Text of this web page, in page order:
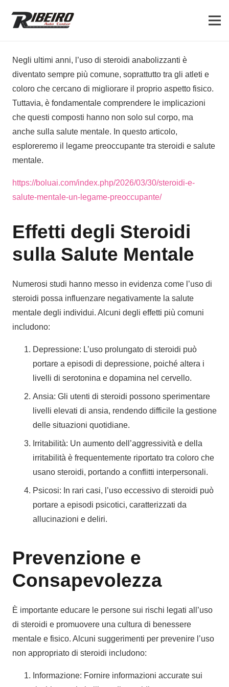
Negli ultimi anni, l’uso di steroidi anabolizzanti è
diventato sempre più comune, soprattutto tra gli atleti e
coloro che cercano di migliorare il proprio aspetto fisico.
Tuttavia, è fondamentale comprendere le implicazioni
che questi composti hanno non solo sul corpo, ma
anche sulla salute mentale. In questo articolo,
esploreremo il legame preoccupante tra steroidi e salute
mentale.
https://boluai.com/index.php/2026/03/30/steroidi-e-
salute-mentale-un-legame-preoccupante/
Effetti degli Steroidi
sulla Salute Mentale
Numerosi studi hanno messo in evidenza come l’uso di
steroidi possa influenzare negativamente la salute
mentale degli individui. Alcuni degli effetti più comuni
includono:
Depressione: L’uso prolungato di steroidi può
portare a episodi di depressione, poiché altera i
livelli di serotonina e dopamina nel cervello.
Ansia: Gli utenti di steroidi possono sperimentare
livelli elevati di ansia, rendendo difficile la gestione
delle situazioni quotidiane.
Irritabilità: Un aumento dell’aggressività e della
irritabilità è frequentemente riportato tra coloro che
usano steroidi, portando a conflitti interpersonali.
Psicosi: In rari casi, l’uso eccessivo di steroidi può
portare a episodi psicotici, caratterizzati da
allucinazioni e deliri.
Prevenzione e
Consapevolezza
È importante educare le persone sui rischi legati all’uso
di steroidi e promuovere una cultura di benessere
mentale e fisico. Alcuni suggerimenti per prevenire l’uso
non appropriato di steroidi includono:
Informazione: Fornire informazioni accurate sui